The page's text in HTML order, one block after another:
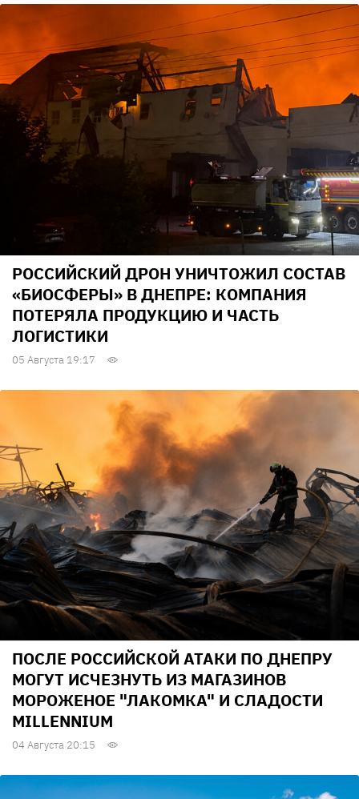
РОССИЙСКИЙ ДРОН УНИЧТОЖИЛ СОСТАВ
«БИОСФЕРЫ» В ДНЕПРЕ: КОМПАНИЯ
ПОТЕРЯЛА ПРОДУКЦИЮ И ЧАСТЬ
ЛОГИСТИКИ
05 Августа 19:17
ПОСЛЕ РОССИЙСКОЙ АТАКИ ПО ДНЕПРУ
МОГУТ ИСЧЕЗНУТЬ ИЗ МАГАЗИНОВ
МОРОЖЕНОЕ "ЛАКОМКА" И СЛАДОСТИ
MILLENNIUM
04 Августа 20:15